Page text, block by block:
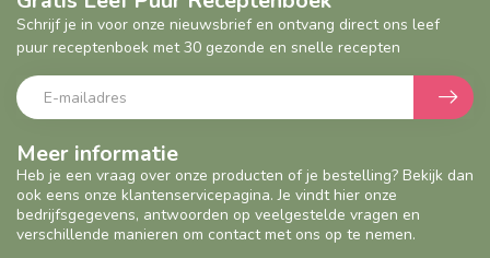
Meer informatie
Heb je een vraag over onze producten of je bestelling? Bekijk dan
ook eens onze klantenservicepagina. Je vindt hier onze
bedrijfsgegevens, antwoorden op veelgestelde vragen en
verschillende manieren om contact met ons op te nemen.
Schrijf je in voor onze nieuwsbrief en ontvang direct ons leef
puur receptenboek met 30 gezonde en snelle recepten